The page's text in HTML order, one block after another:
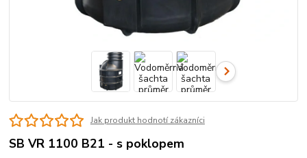
Jak produkt hodnotí zákazníci
SB VR 1100 B21 - s poklopem